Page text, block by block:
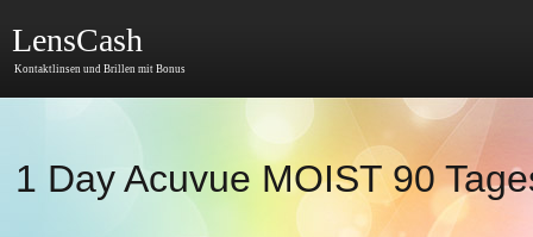
LensCash
Kontaktlinsen und Brillen mit Bonus
1 Day Acuvue MOIST 90